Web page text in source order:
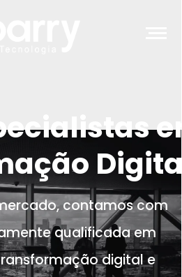
contamos com
qualificada em
digital e